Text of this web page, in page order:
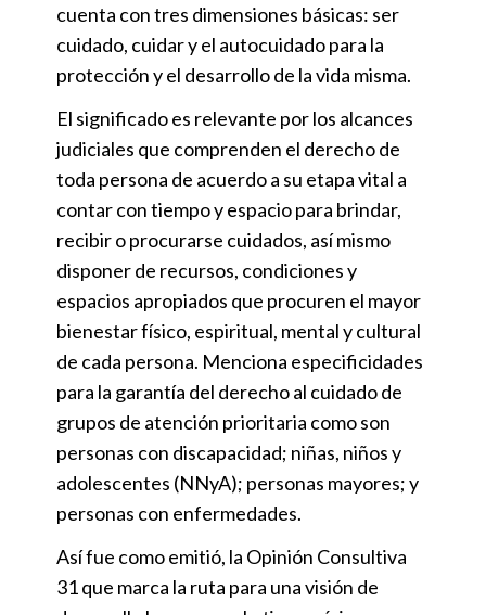
cuenta con tres dimensiones básicas: ser
cuidado, cuidar y el autocuidado para la
protección y el desarrollo de la vida misma.
El significado es relevante por los alcances
judiciales que comprenden el derecho de
toda persona de acuerdo a su etapa vital a
contar con tiempo y espacio para brindar,
recibir o procurarse cuidados, así mismo
disponer de recursos, condiciones y
espacios apropiados que procuren el mayor
bienestar físico, espiritual, mental y cultural
de cada persona. Menciona especificidades
para la garantía del derecho al cuidado de
grupos de atención prioritaria como son
personas con discapacidad; niñas, niños y
adolescentes (NNyA); personas mayores; y
personas con enfermedades.
Así fue como emitió, la Opinión Consultiva
31 que marca la ruta para una visión de